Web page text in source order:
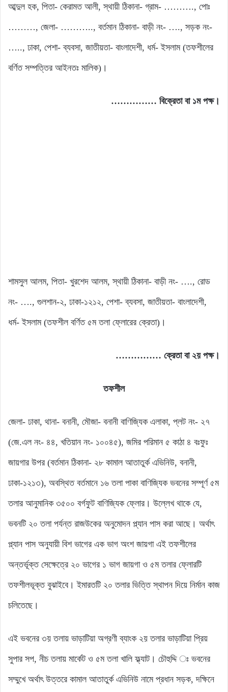
আব্দুল হক, পিতা- কেরামত আলী, স্থায়ী ঠিকানা- গ্রাম- ………., পোঃ
………, জেলা- ……….., বর্তমান ঠিকানা- বাড়ী নং- …., সড়ক নং-
….., ঢাকা, পেশা- ব্যবসা, জাতীয়তা- বাংলাদেশী, ধর্ম- ইসলাম (তফশীলের
বর্ণিত সম্পত্তির আইনতঃ মালিক)।
…………… বিক্রেতা বা ১ম পক্ষ।
শামসুল আলম, পিতা- খুরশেদ আলম, স্থায়ী ঠিকানা- বাড়ী নং- …., রোড
নং- …., গুলশান-২, ঢাকা-১২১২, পেশা- ব্যবসা, জাতীয়তা- বাংলাদেশী,
ধর্ম- ইসলাম (তফশীল বর্ণিত ৫ম তলা ফ্লোরের ক্রেতা)।
…………… ক্রেতা বা ২য় পক্ষ।
তফশীল
জেলা- ঢাকা, থানা- বনানী, মৌজা- বনানী বাণিজ্যিক এলাকা, প্লট নং- ২৭
(জে.এল নং- ৪৪, খতিয়ান নং- ১০০৪৫), জমির পরিমান ৫ কাঠা ৪ বঃফুঃ
জায়গার উপর (বর্তমান ঠিকানা- ২৮ কামাল আতাতুর্ক এভিনিউ, বনানী,
ঢাকা-১২১৩), অবস্থিত বর্তমানে ১৬ তলা পাকা বাণিজ্যিক ভবনের সম্পূর্ণ ৫ম
তলার আনুমানিক ৩৫০০ বর্গফুট বাণিজ্যিক ফ্লোর। উল্লেখ থাকে যে,
ভবনটি ২০ তলা পর্যন্ত রাজউকের অনুমোদন প্ল্যান পাস করা আছে। অর্থাৎ
প্ল্যান পাস অনুযায়ী বিশ ভাগের এক ভাগ অংশ জায়গা এই তফশীলের
অন্তর্ভূক্ত সেক্ষেত্রে ২০ ভাগের ১ ভাগ জায়গা ও ৫ম তলার ফ্লোরটি
তফশীলভূক্ত বুঝাইবে। ইমারতটি ২০ তলার ভিত্তি স্থাপন দিয়ে নির্মান কাজ
চলিতেছে।
এই ভবনের ৩য় তলায় ভাড়াটিয়া অগ্রণী ব্যাংক ২য় তলার ভাড়াটিয়া প্রিয়
সুপার সপ, নীচ তলায় মার্কেট ও ৫ম তলা খালি ফ্ল্যাট। চৌহুদ্দি ঃ ভবনের
সম্মুখে অর্থাৎ উত্তরে কামাল আতাতুর্ক এভিনিউ নামে প্রধান সড়ক, দক্ষিনে